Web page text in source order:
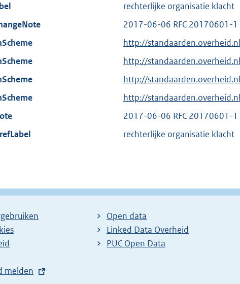
r
n
l
i
n
:
e
r
n
l
i
n
:
e
r
n
l
i
n
:
rechterlijke organisatie klacht
2017-06-06 RFC 20170601-1
http://
http://
http://
http://
2017-06-06 RFC 20170601-1
rechterlijke organisatie klacht
melden
Open data
Linked Data Overheid
PUC Open Data